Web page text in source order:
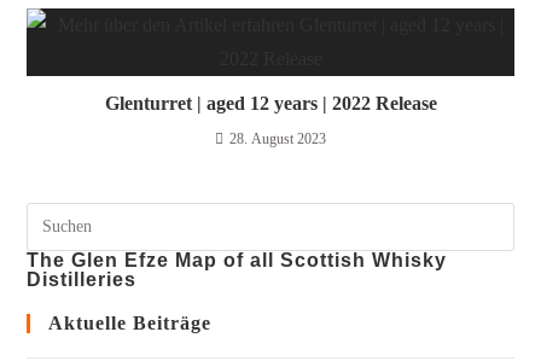
Glenturret | aged 12 years | 2022 Release
28. August 2023
The Glen Efze Map of all Scottish Whisky
Distilleries
Aktuelle Beiträge